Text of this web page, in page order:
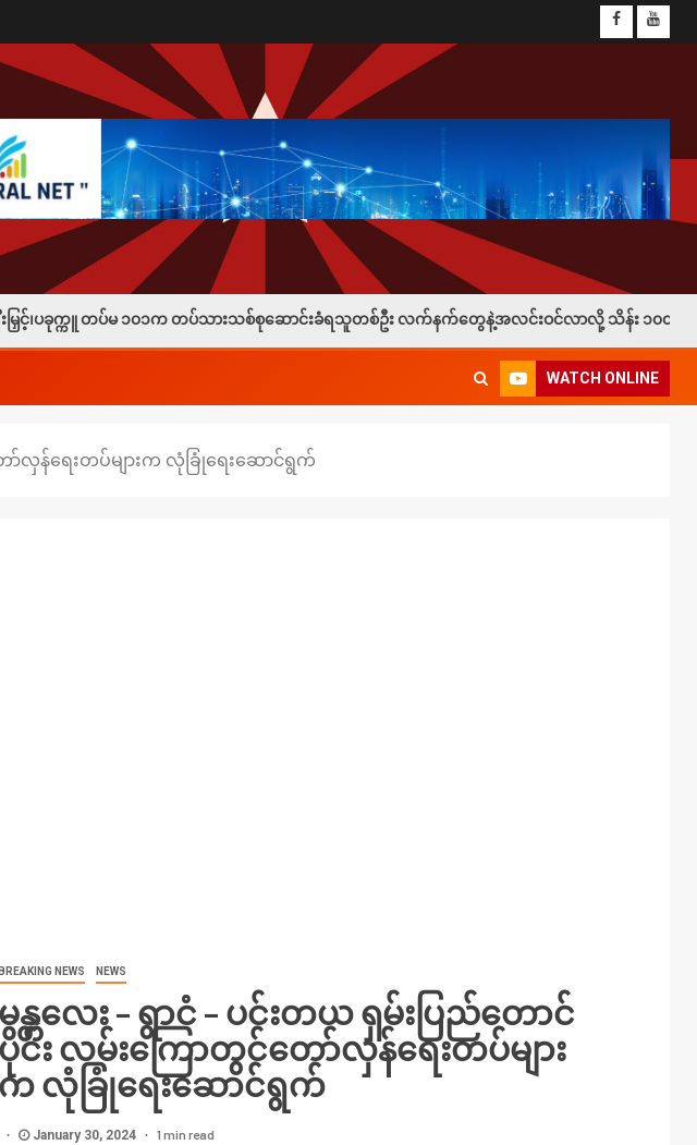
၁က တပ်သားသစ်စုဆောင်းခံရသူတစ်ဦး လက်နက်တွေနဲ့အလင်းဝင်လာလို့ သိန်း ၁၀၀နဲ့ ဖုန်း ၁လုံးချီးမြှင့်
WATCH ONLINE
ာ်လှန်ရေးတပ်များက လုံခြုံရေးဆောင်ရွက်
BREAKING NEWS NEWS
မန္တလေး – ရွာငံ – ပင်းတယ ရှမ်းပြည်တောင်
ပိုင်း လမ်းကြောတွင်တော်လှန်ရေးတပ်များ
က လုံခြုံရေးဆောင်ရွက်
January 30, 2024 1 min read